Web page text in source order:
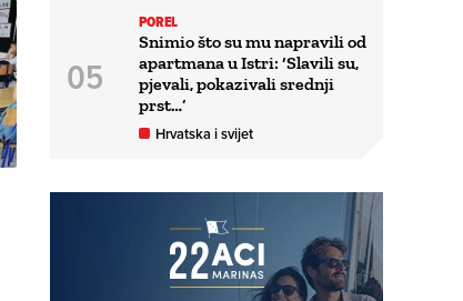
POREL
Snimio što su mu napravili od
apartmana u Istri: ‘Slavili su,
pjevali, pokazivali srednji
prst…’
Hrvatska i svijet